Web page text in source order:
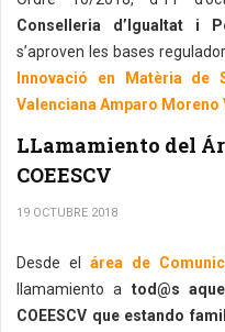
Conselleria d’Igualtat i
s’aproven les bases
Innovació en Matèria de
Valenciana Amparo Moreno
LLamamiento del
COEESCV
19 OCTUBRE 2018
Desde el área de
llamamiento a tod@s
COEESCV que estando